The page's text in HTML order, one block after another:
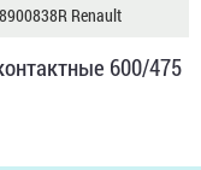
Renault
600/475